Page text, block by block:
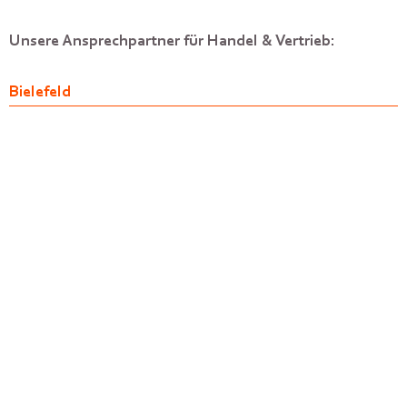
Unsere Ansprechpartner für Handel & Vertrieb:
Bielefeld